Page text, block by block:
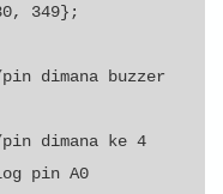
349};
dimana buzzer
dimana ke 4
pin A0